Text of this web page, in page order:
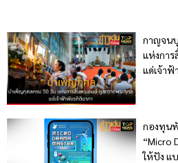
กาญจน
แห่งกา
แด่เจ้า
กองทุน
“Micro
ให้ปัง แ